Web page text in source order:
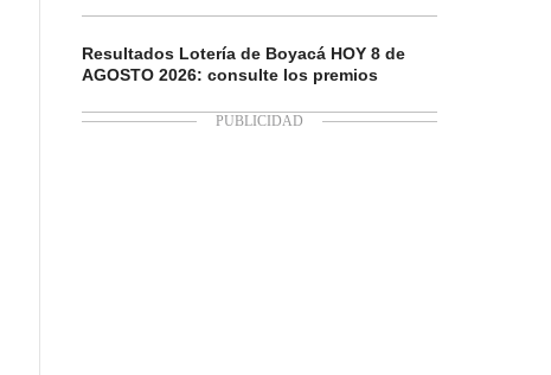
Resultados Lotería de Boyacá HOY 8 de
AGOSTO 2026: consulte los premios